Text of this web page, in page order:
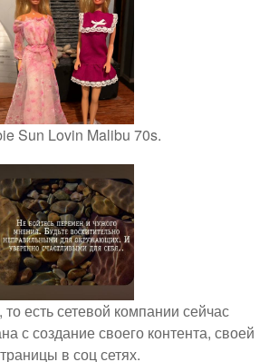
Sun Lovin Malibu 70s.
есть сетевой компании сейчас
с создание своего контента, своей
в соц сетях.